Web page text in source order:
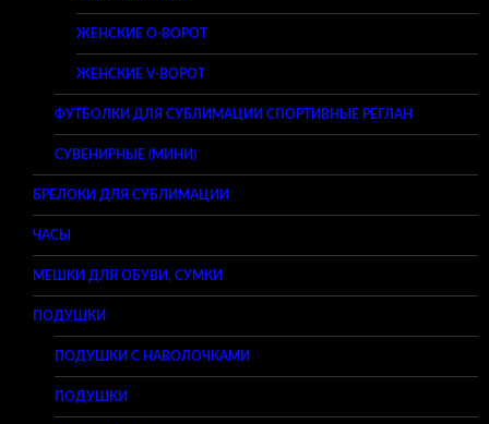
ЖЕНСКИЕ O-ВОРОТ
ЖЕНСКИЕ V-ВОРОТ
ФУТБОЛКИ ДЛЯ СУБЛИМАЦИИ СПОРТИВНЫЕ РЕГЛАН
СУВЕНИРНЫЕ (МИНИ)
БРЕЛОКИ ДЛЯ СУБЛИМАЦИИ
ЧАСЫ
МЕШКИ ДЛЯ ОБУВИ, СУМКИ
ПОДУШКИ
ПОДУШКИ С НАВОЛОЧКАМИ
ПОДУШКИ